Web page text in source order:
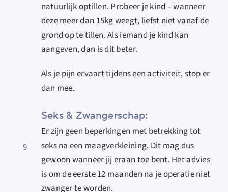
natuurlijk optillen. Probeer je kind – wanneer
deze meer dan 15kg weegt, liefst niet vanaf de
grond op te tillen. Als iemand je kind kan
aangeven, dan is dit beter.
Als je pijn ervaart tijdens een activiteit, stop er
dan mee.
9
Seks & Zwangerschap:
Er zijn geen beperkingen met betrekking tot
seks na een maagverkleining. Dit mag dus
gewoon wanneer jij eraan toe bent. Het advies
is om de eerste 12 maanden na je operatie niet
zwangerte worden.